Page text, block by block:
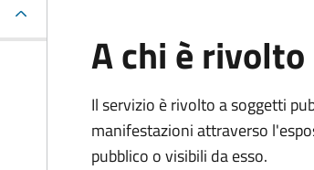
A chi è rivolto
Il servizio è rivolto a soggetti
manifestazioni attraverso
pubblico o visibili da esso.